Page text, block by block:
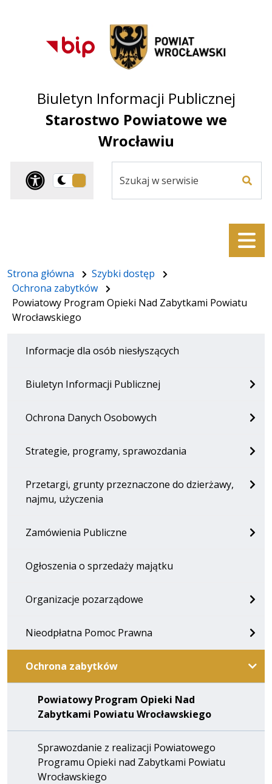
Przejdź do
głównego menu
Przejdź do treści
Przejdź do mapy
serwisu
Biuletyn Informacji Publicznej
Starostwo Powiatowe we
Wrocławiu
Panel dostosowania
Przełącz
serwisie
Menu
Strona główna
Szybki dostęp
Ochrona zabytków
Powiatowy Program Opieki Nad Zabytkami Powiatu
Wrocławskiego
Informacje dla osób niesłyszących
Biuletyn Informacji Publicznej
Ochrona Danych Osobowych
Strategie, programy, sprawozdania
Przetargi, grunty przeznaczone do dzierżawy,
najmu, użyczenia
Zamówienia Publiczne
Ogłoszenia o sprzedaży majątku
Organizacje pozarządowe
Nieodpłatna Pomoc Prawna
Ochrona zabytków
Powiatowy Program Opieki Nad
Zabytkami Powiatu Wrocławskiego
Sprawozdanie z realizacji Powiatowego
Programu Opieki nad Zabytkami Powiatu
Wrocławskiego